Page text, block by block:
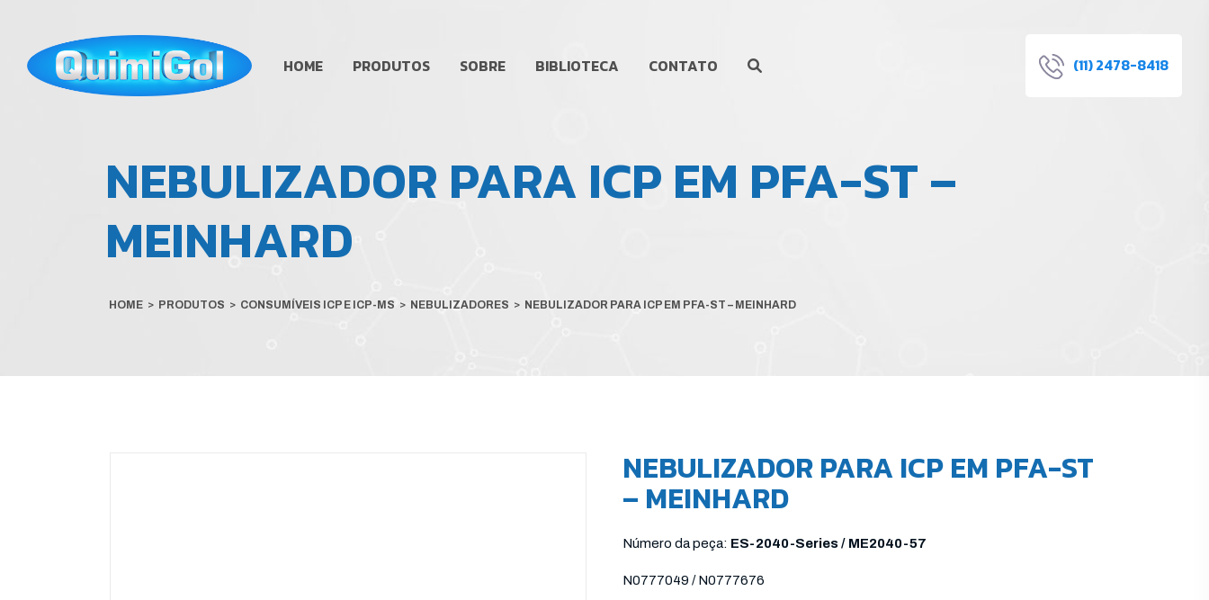
HOME PRODUTOS SOBRE BIBLIOTECA CONTATO (11) 2478-8418
NEBULIZADOR PARA ICP EM PFA-ST –
MEINHARD
HOME > PRODUTOS > CONSUMÍVEIS ICP E ICP-MS > NEBULIZADORES > NEBULIZADOR PARA ICP EM PFA-ST – MEINHARD
NEBULIZADOR PARA ICP EM PFA-ST
– MEINHARD
Número da peça: ES-2040-Series / ME2040-57
N0777049 / N0777676